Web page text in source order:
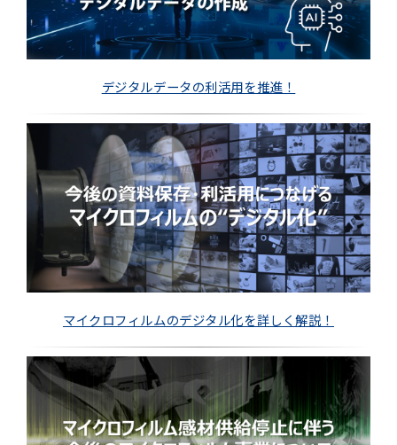
デジタルデータの利活用を推進！
マイクロフィルムのデジタル化を詳しく解説！